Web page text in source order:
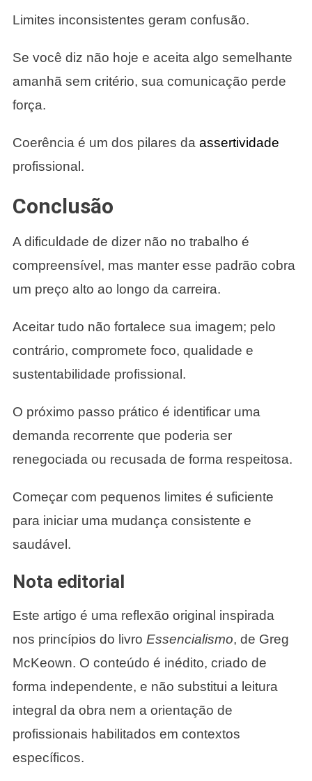
Limites inconsistentes geram confusão.
Se você diz não hoje e aceita algo semelhante
amanhã sem critério, sua comunicação perde
força.
Coerência é um dos pilares da assertividade
profissional.
Conclusão
A dificuldade de dizer não no trabalho é
compreensível, mas manter esse padrão cobra
um preço alto ao longo da carreira.
Aceitar tudo não fortalece sua imagem; pelo
contrário, compromete foco, qualidade e
sustentabilidade profissional.
O próximo passo prático é identificar uma
demanda recorrente que poderia ser
renegociada ou recusada de forma respeitosa.
Começar com pequenos limites é suficiente
para iniciar uma mudança consistente e
saudável.
Nota editorial
Este artigo é uma reflexão original inspirada
nos princípios do livro Essencialismo, de Greg
McKeown. O conteúdo é inédito, criado de
forma independente, e não substitui a leitura
integral da obra nem a orientação de
profissionais habilitados em contextos
específicos.